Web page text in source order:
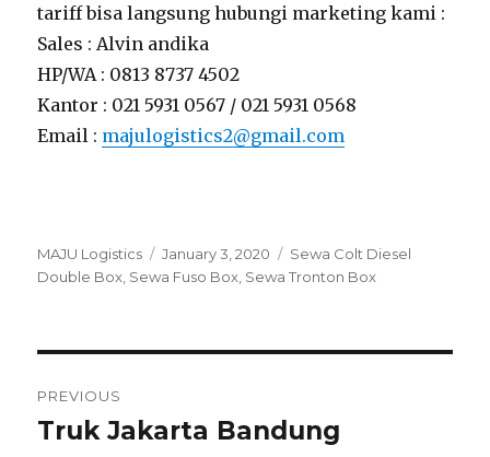
tariff bisa langsung hubungi marketing kami :
Sales : Alvin andika
HP/WA : 0813 8737 4502
Kantor : 021 5931 0567 / 021 5931 0568
Email : majulogistics2@gmail.com
Author
MAJU Logistics
Posted
on
January 3, 2020 Tags
Sewa Colt Diesel
Double Box Sewa Fuso Box Sewa Tronton Box
navigation
PREVIOUS
Previous
Truk Jakarta Bandung